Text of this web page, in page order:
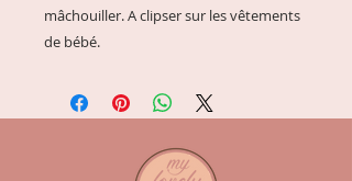
mâchouiller. A clipser sur les vêtements
de bébé.